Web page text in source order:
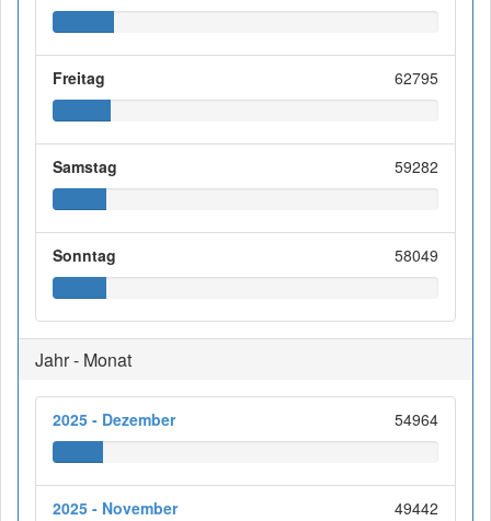
Freitag 62795
Samstag 59282
Sonntag 58049
Jahr - Monat
2025 - Dezember 54964
2025 - November 49442